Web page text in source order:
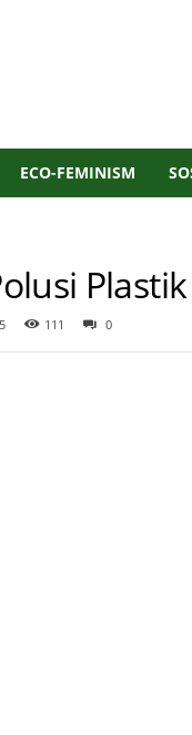
ECO-FEMINISM
Plastik
111 0